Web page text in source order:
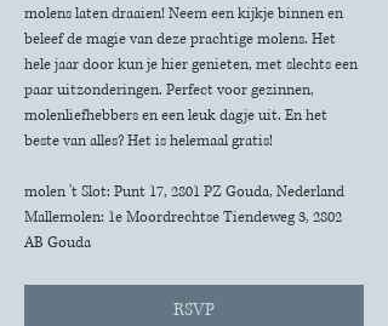
molens laten draaien! Neem een kijkje binnen en
beleef de magie van deze prachtige molens. Het
hele jaar door kun je hier genieten, met slechts een
paar uitzonderingen. Perfect voor gezinnen,
molenliefhebbers en een leuk dagje uit. En het
beste van alles? Het is helemaal gratis!
molen 't Slot: Punt 17, 2801 PZ Gouda, Nederland
Mallemolen: 1e Moordrechtse Tiendeweg 3, 2802
AB Gouda
RSVP